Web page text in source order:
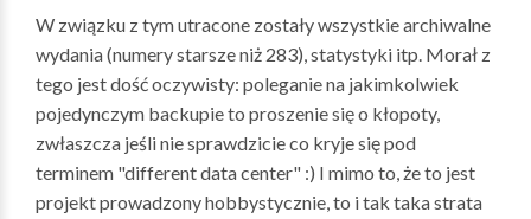
W związku z tym utracone zostały wszystkie archiwalne
wydania (numery starsze niż 283), statystyki itp. Morał z
tego jest dość oczywisty: poleganie na jakimkolwiek
pojedynczym backupie to proszenie się o kłopoty,
zwłaszcza jeśli nie sprawdzicie co kryje się pod
terminem "different data center" :) I mimo to, że to jest
projekt prowadzony hobbystycznie, to i tak taka strata